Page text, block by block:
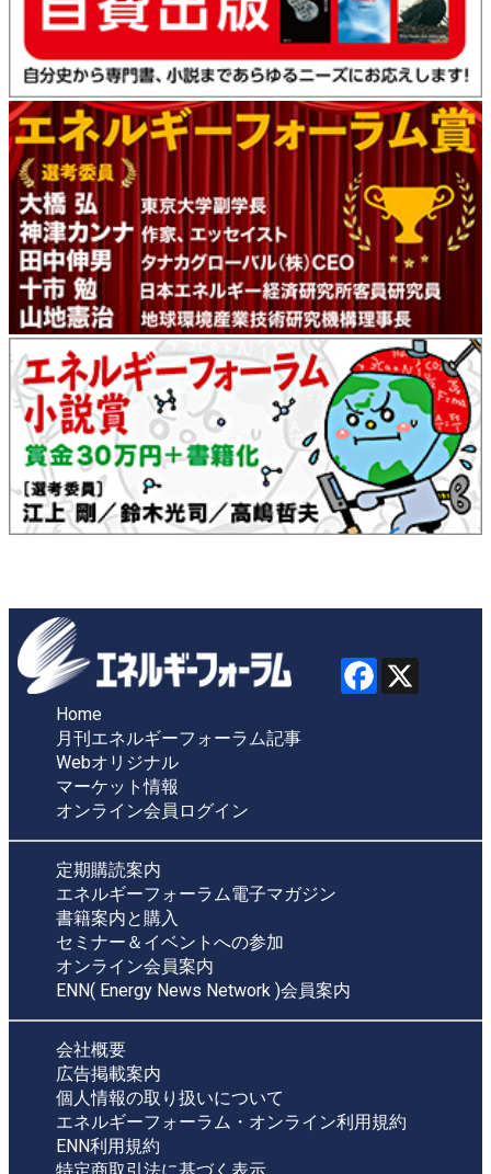
Home
月刊エネルギーフォーラム記事
Webオリジナル
マーケット情報
オンライン会員ログイン
定期購読案内
エネルギーフォーラム電子マガジン
書籍案内と購入
セミナー＆イベントへの参加
オンライン会員案内
ENN( Energy News Network )会員案内
会社概要
広告掲載案内
個人情報の取り扱いについて
エネルギーフォーラム・オンライン利用規約
ENN利用規約